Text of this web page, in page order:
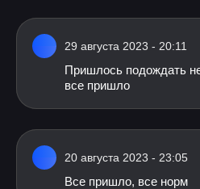
29 августа 2023 - 20:11
Пришлось подождать
все пришло
20 августа 2023 - 23:05
Все пришло, все норм